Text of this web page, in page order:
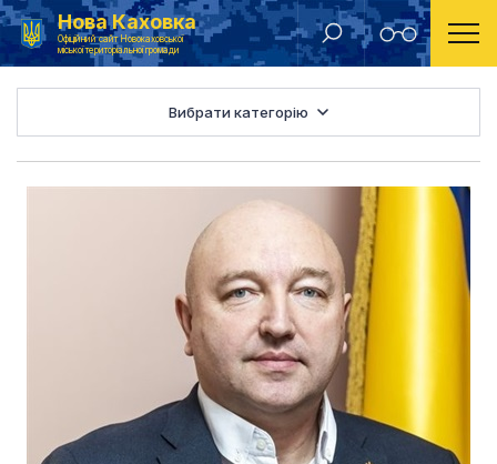
Нова Каховка
Офіційний сайт Новокаховської
міської територіальної громади
Головна Депутатський корпус
Вибрати категорію